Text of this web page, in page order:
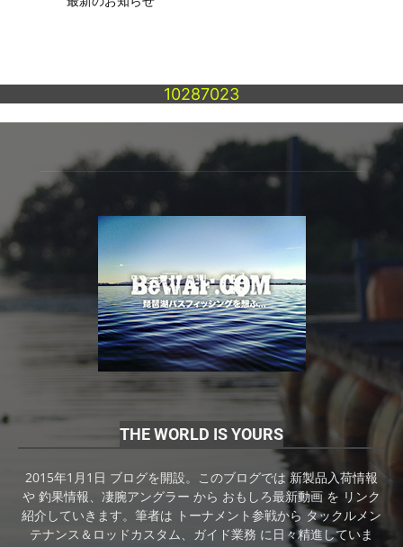
10287023
THE WORLD IS YOURS
2015年1月1日 ブログを開設。このブログでは 新製品入荷情報
や 釣果情報、凄腕アングラー から おもしろ最新動画 を リンク
紹介していきます。筆者は トーナメント参戦から タックルメン
テナンス＆ロッドカスタム、ガイド業務 に日々精進していま